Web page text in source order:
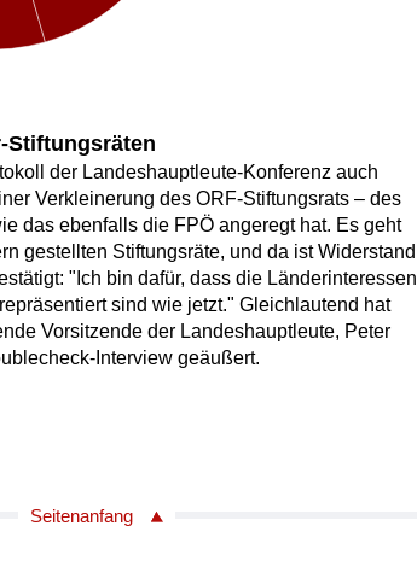
Stiftungsräten
der Landeshauptleute-Konferenz auch
Verkleinerung des ORF-Stiftungsrats – des
das ebenfalls die FPÖ angeregt hat. Es geht
gestellten Stiftungsräte, und da ist Widerstand
"Ich bin dafür, dass die Länderinteressen
sind wie jetzt." Gleichlautend hat
Vorsitzende der Landeshauptleute, Peter
Interview geäußert.
Seitenanfang